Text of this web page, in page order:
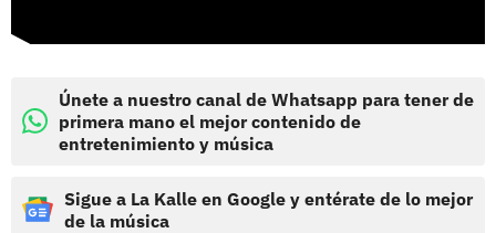
Únete a nuestro canal de Whatsapp para tener de
primera mano el mejor contenido de
entretenimiento y música
Sigue a La Kalle en Google y entérate de lo mejor
de la música